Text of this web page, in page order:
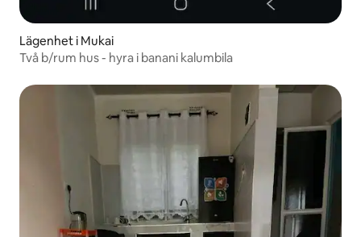
Lägenhet i Mukai
Två b/rum hus - hyra i banani kalumbila